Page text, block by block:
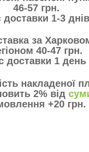
46-57 грн.
доставки 1-3 днів
за
40-47 грн.
доставки 1 день
накладеної
2% від
+20 грн.